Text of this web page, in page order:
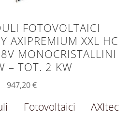
FOTOVOLTAICI
AXIPREMIUM XXL HC
MONOCRISTALLINI
– TOT. 2 KW
947,20€
Fotovoltaici AXItec